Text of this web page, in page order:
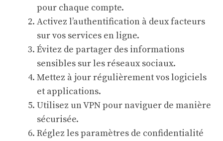
pour chaque compte.
Activez l’authentification à deux facteurs
sur vos services en ligne.
Évitez de partager des informations
sensibles sur les réseaux sociaux.
Mettez à jour régulièrement vos logiciels
et applications.
Utilisez un VPN pour naviguer de manière
sécurisée.
Réglez les paramètres de confidentialité